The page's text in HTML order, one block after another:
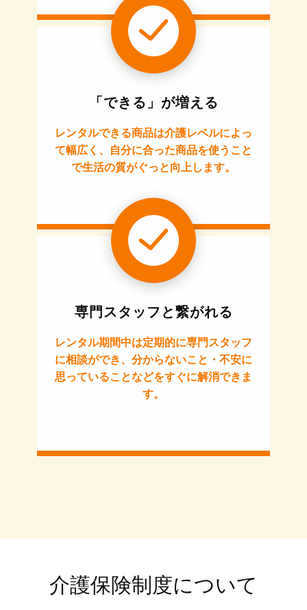
「できる」が増える
レンタルできる商品は介護レベルによっ
て幅広く、自分に合った商品を使うこと
で生活の質がぐっと向上します。
専門スタッフと繋がれる
レンタル期間中は定期的に専門スタッフ
に相談ができ、分からないこと・不安に
思っていることなどをすぐに解消できま
す。
介護保険制度について